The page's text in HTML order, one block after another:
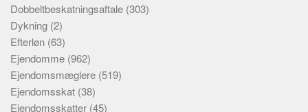
Dobbeltbeskatningsaftale (303)
Dykning (2)
Efterløn (63)
Ejendomme (962)
Ejendomsmæglere (519)
Ejendomsskat (38)
Ejendomsskatter (45)